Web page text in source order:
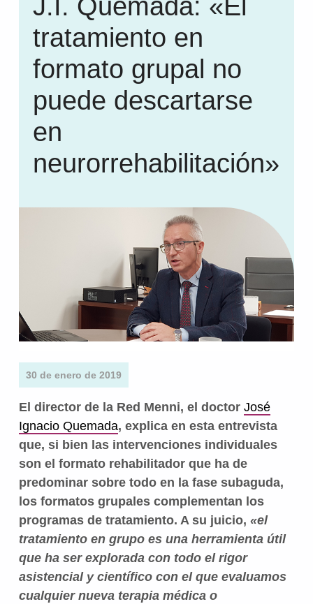
J.I. Quemada: «El
tratamiento en
formato grupal no
puede descartarse
en
neurorrehabilitación»
30 de enero de 2019
El director de la Red Menni, el doctor José
Ignacio Quemada, explica en esta entrevista
que, si bien las intervenciones individuales
son el formato rehabilitador que ha de
predominar sobre todo en la fase subaguda,
los formatos grupales complementan los
programas de tratamiento. A su juicio, «el
tratamiento en grupo es una herramienta útil
que ha ser explorada con todo el rigor
asistencial y científico con el que evaluamos
cualquier nueva terapia médica o